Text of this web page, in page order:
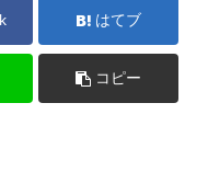
はてブ
コピー